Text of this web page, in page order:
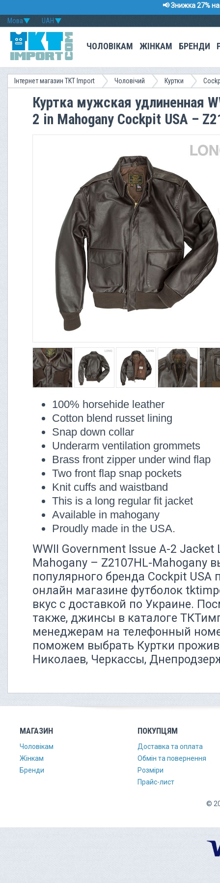
📢 Знижка 27%
UAH
Мова
ЧОЛОВІКАМ ЖІНКАМ БРЕНДИ
Інтернет магазин TKT Import Чоловічий Куртки
Куртка мужская удлиненная
2 in Mahogany Cockpit USA –
100% horsehide leather
Cotton blend russet lining
Snap down collar
Underarm ventilation grommets
Brass front zipper under wind flap
Two front flap snap pockets
Knit cuffs and waistband
This is a long regular fit jacket
Available in mahogany
Proudly made in the USA.
WWII Government Issue A-2 Jacket
Mahogany – Z2107HL-Mahogany
популярного бренда Сockpit USA
онлайн магазине футболок
вкус с доставкой по Украине.
также, джинсы в каталоге
менеджерам на телефонный
поможем выбрать Куртки
Николаев, Черкассы,
МАГАЗИН
Чоловікам
Жінкам
Бренди
ПОКУПЦЯМ
Доставка та оплата
Обмін та повернення
Розміри
Прайс-лист
©